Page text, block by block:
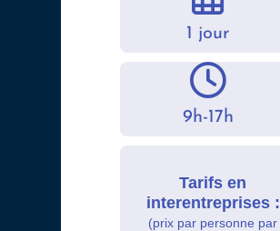
1 jour
9h-17h
Tarifs en
interentreprises :
(prix par personne par